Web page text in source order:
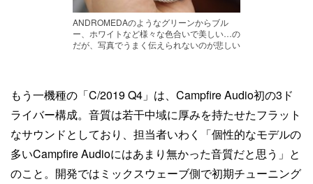
ANDROMEDAのようなグリーンからブル
ー、ホワイトなど様々な色合いで美しい…の
だが、写真でうまく伝えられないのが悲しい
もう一機種の「C/2019 Q4」は、Campfire Audio初の3ド
ライバー構成。音質は若干中域に厚みを持たせたフラット
なサウンドとしており、担当者いわく「個性的なモデルの
多いCampfire Audioにはあまり無かった音質だと思う」と
のこと。開発ではミックスウェーブ側で初期チューニング